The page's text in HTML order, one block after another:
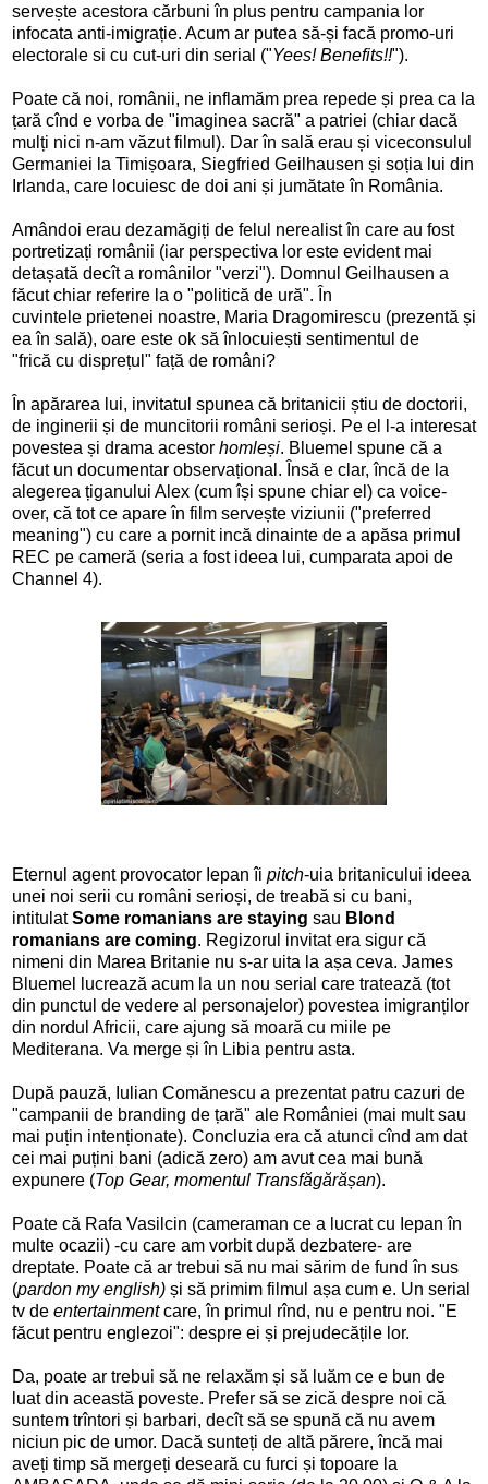
servește acestora cărbuni în plus pentru campania lor
infocata anti-imigrație. Acum ar putea să-și facă promo-uri
electorale si cu cut-uri din serial ("Yees! Benefits!!").
Poate că noi, românii, ne inflamăm prea repede și prea ca la
țară cînd e vorba de "imaginea sacră" a patriei (chiar dacă
mulți nici n-am văzut filmul). Dar în sală erau și viceconsulul
Germaniei la Timișoara, Siegfried Geilhausen și soția lui din
Irlanda, care locuiesc de doi ani și jumătate în România.
Amândoi erau dezamăgiți de felul nerealist în care au fost
portretizați românii (iar perspectiva lor este evident mai
detașată decît a românilor "verzi"). Domnul Geilhausen a
făcut chiar referire la o "politică de ură". În
cuvintele prietenei noastre, Maria Dragomirescu (prezentă și
ea în sală), oare este ok să înlocuiești sentimentul de
"frică cu disprețul" față de români?
În apărarea lui, invitatul spunea că britanicii știu de doctorii,
de inginerii și de muncitorii români serioși. Pe el l-a interesat
povestea și drama acestor homleși. Bluemel spune că a
făcut un documentar observațional. Însă e clar, încă de la
alegerea țiganului Alex (cum își spune chiar el) ca voice-
over, că tot ce apare în film servește viziunii ("preferred
meaning") cu care a pornit incă dinainte de a apăsa primul
REC pe cameră (seria a fost ideea lui, cumparata apoi de
Channel 4).
Eternul agent provocator Iepan îi pitch-uia britanicului ideea
unei noi serii cu români serioși, de treabă si cu bani,
intitulatSome romanians are staying sau Blond
romanians are coming. Regizorul invitat era sigur că
nimeni din Marea Britanie nu s-ar uita la așa ceva. James
Bluemel lucrează acum la un nou serial care tratează (tot
din punctul de vedere al personajelor) povestea imigranților
din nordul Africii, care ajung să moară cu miile pe
Mediterana. Va merge și în Libia pentru asta.
După pauză, Iulian Comănescu a prezentat patru cazuri de
"campanii de branding de țară" ale României (mai mult sau
mai puțin intenționate). Concluzia era că atunci cînd am dat
cei mai puțini bani (adică zero) am avut cea mai bună
expunere (Top Gear, momentul Transfăgărășan).
Poate că Rafa Vasilcin (cameraman ce a lucrat cu Iepan în
multe ocazii) -cu care am vorbit după dezbatere- are
dreptate. Poate că ar trebui să nu mai sărim de fund în sus
(pardon my english) și să primim filmul așa cum e. Un serial
tv de entertainmentcare, în primul rînd, nu e pentru noi. "E
făcut pentru englezoi": despre ei și prejudecățile lor.
Da, poate ar trebui să ne relaxăm și să luăm ce e bun de
luat din această poveste. Prefer să se zică despre noi că
suntem trîntori și barbari, decît să se spună că nu avem
niciun pic de umor. Dacă sunteți de altă părere, încă mai
aveți timp să mergeți deseară cu furci și topoare la